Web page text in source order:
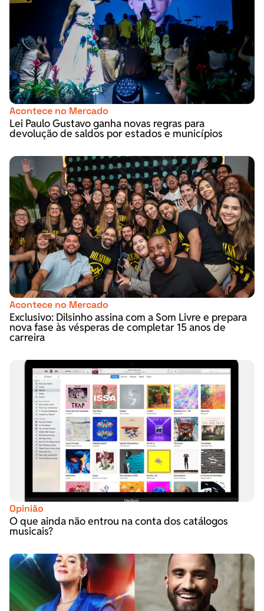
Acontece no Mercado
Lei Paulo Gustavo ganha novas regras para
devolução de saldos por estados e municípios
Acontece no Mercado
Exclusivo: Dilsinho assina com a Som Livre e prepara
nova fase às vésperas de completar 15 anos de
carreira
Opinião
O que ainda não entrou na conta dos catálogos
musicais?